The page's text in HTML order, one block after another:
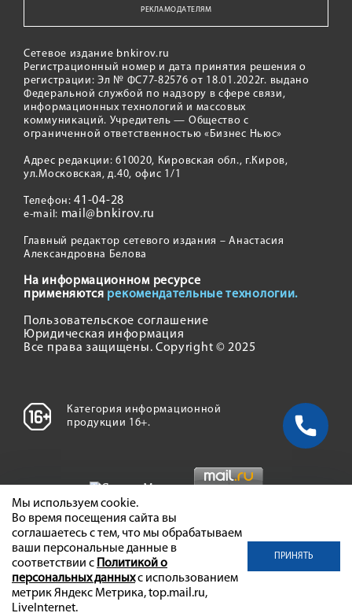
РЕКЛАМОДАТЕЛЯМ
Сетевое издание bnkirov.ru
Регистрационный номер и дата принятия решения о
регистрации: Эл № ФС77-82576 от 18.01.2022г. выдано
Федеральной службой по надзору в сфере связи,
информационных технологий и массовых
коммуникаций. Учредитель — Общество с
ограниченной ответственностью «Бизнес Ньюс»
Адрес редакции: 610020, Кировская обл., г.Киров,
ул.Московская, д.40, офис 1/1
Телефон:41-04-28
e-mail: mail@bnkirov.ru
Главный редактор сетевого издания – Анастасия
Александровна Белова
На информационном ресурсе
применяются рекомендательные технологии.
Пользовательское соглашение
Юридическая информация
Все права защищены. Copyright © 2025
Категория информационной
продукции 16+.
Мы используем cookie.
Во время посещения сайта вы
соглашаетесь с тем, что мы обрабатываем
ваши персональные данные в
соответствии с Политикой о
персональных данныхс использованием
метрик Яндекс Метрика, top.mail.ru,
LiveInternet.
ПРИНЯТЬ